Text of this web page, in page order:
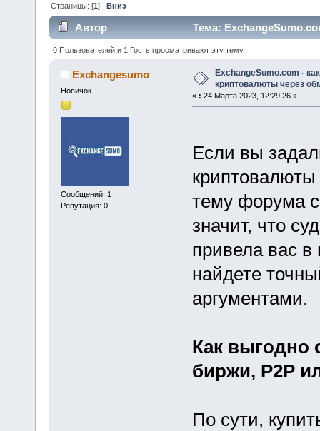
Страницы: [1]Вниз
Автор
Тема:
(Прочитано 26902 раз)
0 Пользователей и 1 Гость просматривают эту тему.
Exchangesumo
Новичок
Сообщений: 1
Репутация: 0
ExchangeSumo.com -
криптовалюты через
« : 24 Марта 2023, 12:29:26 »
Если вы
криптовалюты
тему форума
значит, что
привела вас
найдете
аргументами.
Как выгодно
биржи, P2P
По сути,